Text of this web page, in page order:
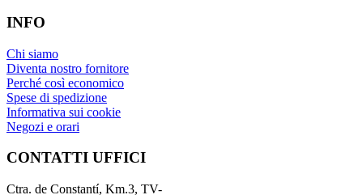
INFO
Chi siamo
Diventa nostro fornitore
Perché così economico
Spese di spedizione
Informativa sui cookie
Negozi e orari
CONTATTI UFFICI
Ctra. de Constantí, Km.3, TV-